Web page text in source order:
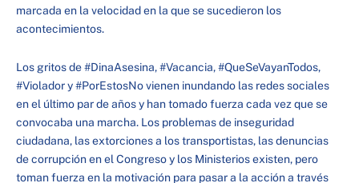
marcada en la velocidad en la que se sucedieron los
acontecimientos.
Los gritos de #DinaAsesina, #Vacancia, #QueSeVayanTodos,
#Violador y #PorEstosNo vienen inundando las redes sociales
en el último par de años y han tomado fuerza cada vez que se
convocaba una marcha. Los problemas de inseguridad
ciudadana, las extorciones a los transportistas, las denuncias
de corrupción en el Congreso y los Ministerios existen, pero
toman fuerza en la motivación para pasar a la acción a través